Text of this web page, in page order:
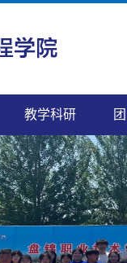
教学科研